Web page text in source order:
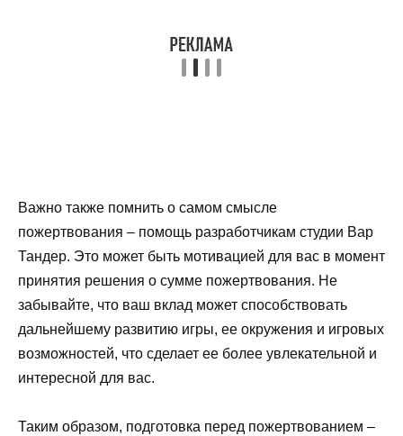
Важно также помнить о самом смысле
пожертвования – помощь разработчикам студии Вар
Тандер. Это может быть мотивацией для вас в момент
принятия решения о сумме пожертвования. Не
забывайте, что ваш вклад может способствовать
дальнейшему развитию игры, ее окружения и игровых
возможностей, что сделает ее более увлекательной и
интересной для вас.
Таким образом, подготовка перед пожертвованием –